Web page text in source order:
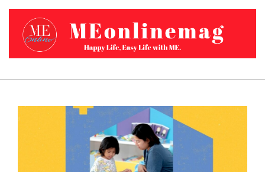
Skip
content
Primary